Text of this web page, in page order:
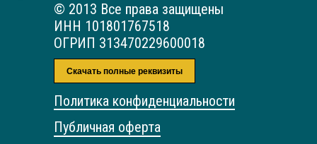
© 2013 Все права защищены
ИНН 101801767518
ОГРИП 313470229600018
Публичная оферта
Скачать полные реквизиты
Политика конфиденциальности